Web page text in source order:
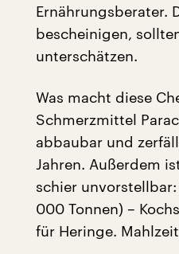
Ernährungsberater.
bescheinigen,
unterschätzen.
Was macht diese
Schmerzmittel
abbaubar und
Jahren. Außerdem
schier
000 Tonnen) –
für Heringe.